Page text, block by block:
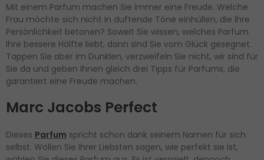
Mit einem Parfum machen Sie immer eine Freude. Welche
Frau möchte sich nicht in duftende Töne einhüllen, die Ihre
Persönlichkeit betonen? Soweit Sie wissen, welches Parfum
Ihre bessere Hälfte liebt, dann sind Sie vom Glück gesegnet.
Tappen Sie aber im Dunklen, verzweifeln Sie nicht, wir sind für
Sie da und geben Ihnen gleich drei Tipps für Parfums, die
garantiert eine Freude machen.
Marc Jacobs Perfect
Dieses Parfum spricht schon dank seinem Namen für sich
selbst. Wollen Sie Ihrer Liebsten sagen, wie perfekt sie ist,